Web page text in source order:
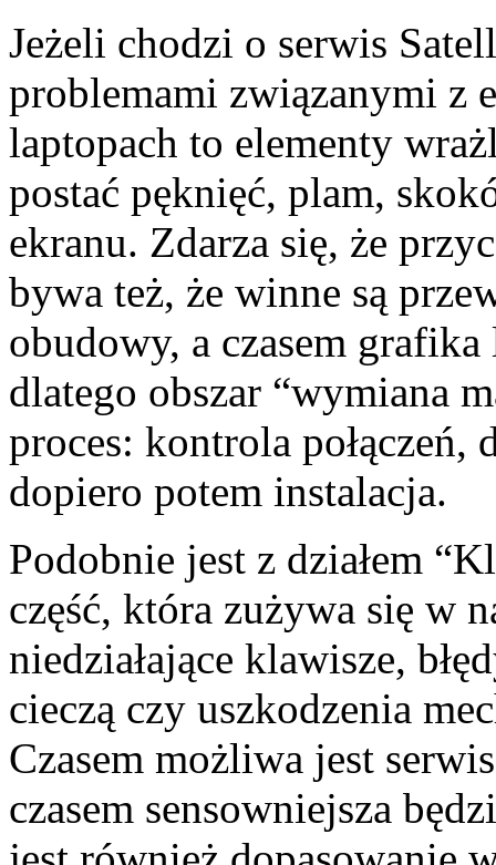
Jeżeli chodzi o serwis
problemami związanymi z
laptopach to elementy
postać pęknięć, plam,
ekranu. Zdarza się, że
bywa też, że winne są
obudowy, a czasem
dlatego obszar “wymiana
proces: kontrola połączeń,
dopiero potem instalacja.
Podobnie jest z działem
część, która zużywa się w
niedziałające klawisze,
cieczą czy uszkodzenia
Czasem możliwa jest
czasem sensowniejsza